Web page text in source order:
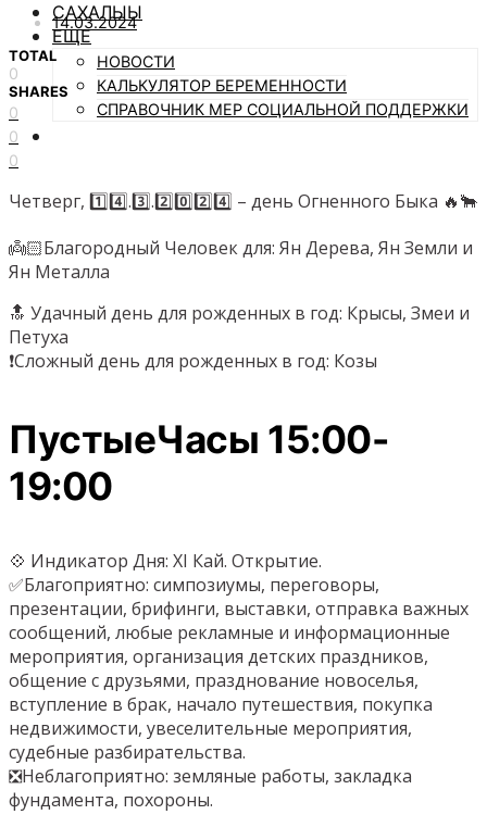
САХАЛЫЫ
ЕЩЕ
НОВОСТИ
КАЛЬКУЛЯТОР БЕРЕМЕННОСТИ
СПРАВОЧНИК МЕР СОЦИАЛЬНОЙ ПОДДЕРЖКИ
14.03.2024
TOTAL
0
SHARES
0
0
0
Четверг, 1️⃣4️⃣.3️⃣.2️⃣0️⃣2️⃣4️⃣ – день Огненного Быка 🔥🐂
👼🏻Благородный Человек для: Ян Дерева, Ян Земли и
Ян Металла
🔝 Удачный день для рожденных в год: Крысы, Змеи и
Петуха
❗️Сложный день для рожденных в год: Козы
ПустыеЧасы 15:00-
19:00
💠 Индикатор Дня: XI Кай. Открытие.
✅Благоприятно: симпозиумы, переговоры,
презентации, брифинги, выставки, отправка важных
сообщений, любые рекламные и информационные
мероприятия, организация детских праздников,
общение с друзьями, празднование новоселья,
вступление в брак, начало путешествия, покупка
недвижимости, увеселительные мероприятия,
судебные разбирательства.
❎Неблагоприятно: земляные работы, закладка
фундамента, похороны.